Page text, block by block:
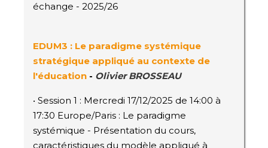
échange - 2025/26
EDUM3 : Le paradigme systémique
stratégique appliqué au contexte de
l'éducation - Olivier BROSSEAU
• Session 1 : Mercredi 17/12/2025 de 14:00 à
17:30 Europe/Paris : Le paradigme
systémique - Présentation du cours,
caractéristiques du modèle appliqué à